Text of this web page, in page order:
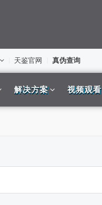
天鉴官网 真伪查询
解决方案 视频观看